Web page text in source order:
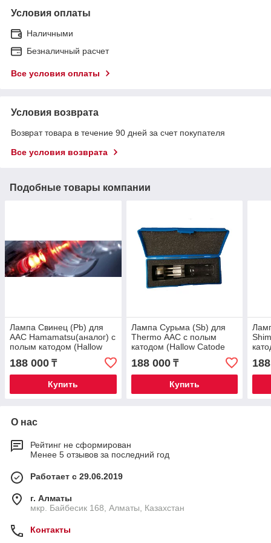
Условия оплаты
Наличными
Безналичный расчет
Все условия оплаты
Условия возврата
Возврат товара в течение 90 дней за счет покупателя
Все условия возврата
Подобные товары компании
Лампа Свинец (Pb) для
ААС Hamamatsu(аналог) с
полым катодом (Hallow
Catode Lamp)
188 000 ₸
Купить
Лампа Сурьма (Sb) для
Thermo ААС с полым
катодом (Hallow Catode
188 000₸
Купить
О нас
Рейтинг не сформирован
Менее 5 отзывов за последний год
Работает с 29.06.2019
г. Алматы
мкр. Байбесик 168, Алматы, Казахстан
Контакты